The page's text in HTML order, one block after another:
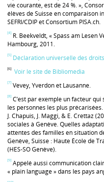
vie courante, est de 24 %. »,
élèves de Suisse en comparaison
SEFRI/CDIP et Consortium PISA.ch.
[4] R. Beekveldt, « Spass am Lesen
Hambourg, 2011.
[5] Déclaration universelle des
[6] Voir le site de Bibliomedia
[7] Vevey, Yverdon et Lausanne.
[8] C’est par exemple un facteur qui
les personnes les plus
J. Chapuis, J. Maggi, & E. Crettaz
sociales à Genève. Quelles
attentes des familles en situation
Genève, Suisse : Haute École de
(HES‑SO Genève).
[9] Appelé aussi communication
« plain language » dans les pays